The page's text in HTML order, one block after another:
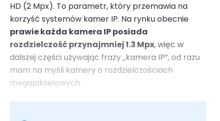
HD (2 Mpx). To parametr, który przemawia na
korzyść systemów kamer IP. Na rynku obecnie
prawie każda kamera IP posiada
rozdzielczość przynajmniej 1.3 Mpx, więc w
dalszej części używając frazy „kamera IP”, od razu
mam na myśli kamery o rozdzielczościach
megapikselowych.